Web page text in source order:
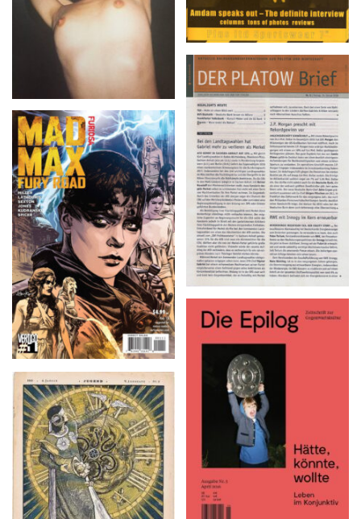
DER PLATOW Brief –
Nr. 5 | Freitag, 15. Januar
2016
MAD MAX: FURY
ROAD: FURIOSA # 1,
Aug ’15
Die Epilog – Ausgabe 5,
April 2016
Jugend – 1900 · 8. Januar,
V. Jahrgang · NR. 2